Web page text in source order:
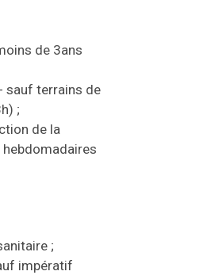
de 3ans
sauf terrains de
;
de la
;
impératif